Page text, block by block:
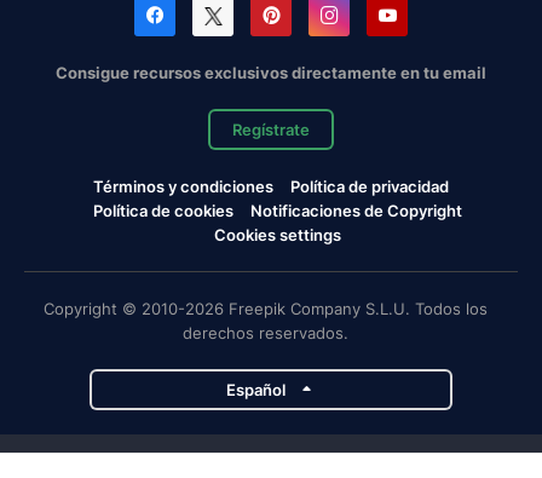
Consigue recursos exclusivos directamente en tu email
Regístrate
Términos y condiciones
Política de privacidad
Política de cookies
Notificaciones de Copyright
Cookies settings
Copyright © 2010-2026 Freepik Company S.L.U. Todos los
derechos reservados.
Español